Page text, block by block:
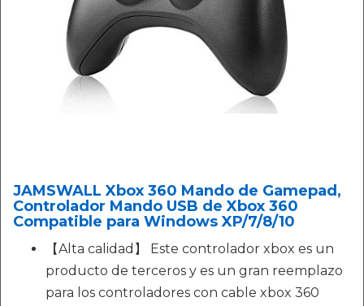
JAMSWALL Xbox 360 Mando de Gamepad,
Controlador Mando USB de Xbox 360
Compatible para Windows XP/7/8/10
【Alta calidad】 Este controlador xbox es un
producto de terceros y es un gran reemplazo
para los controladores con cable xbox 360